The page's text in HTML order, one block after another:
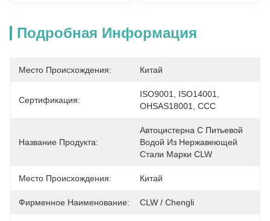
Подробная Информация
Место Происхождения: Китай
Сертификация:
ISO9001, ISO14001,
OHSAS18001, CCC
Название Продукта:
Автоцистерна С Питьевой
Водой Из Нержавеющей
Стали Марки CLW
Место Происхождения: Китай
Фирменное Наименование: CLW / Chengli